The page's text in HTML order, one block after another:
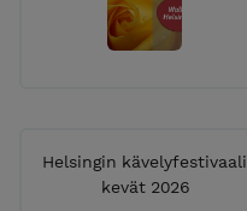
Helsingin kävelyfestivaali
kevät 2026